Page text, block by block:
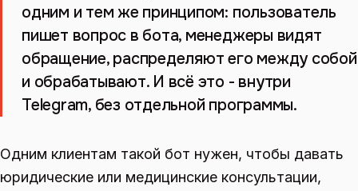
одним и тем же принципом: пользователь
пишет вопрос в бота, менеджеры видят
обращение, распределяют его между собой
и обрабатывают. И всё это - внутри
Telegram, без отдельной программы.
Одним клиентам такой бот нужен, чтобы давать
юридические или медицинские консультации,